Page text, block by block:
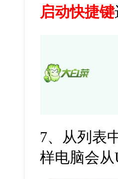
启动快捷键
7、从列表
样电脑会从